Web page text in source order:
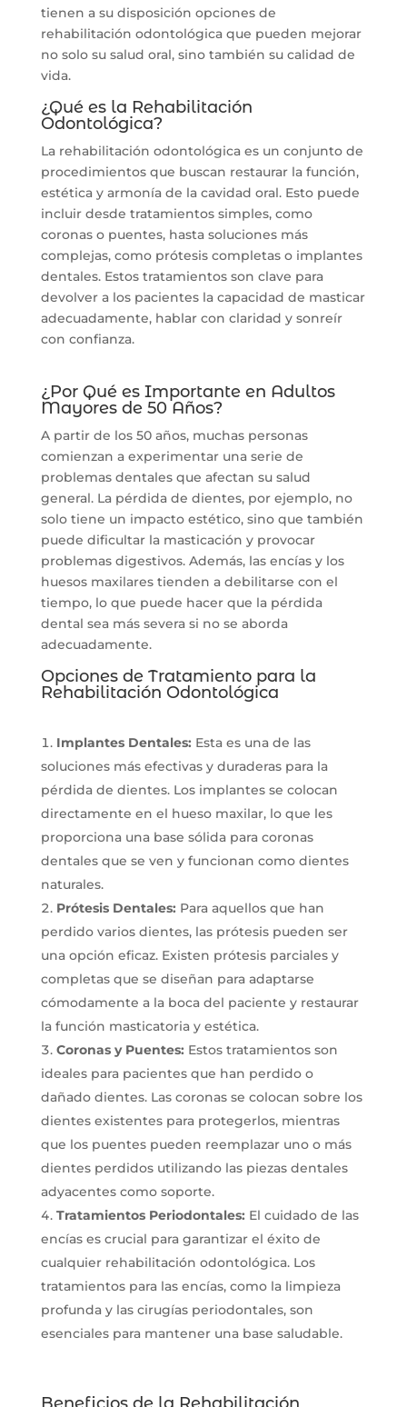
tienen a su disposición opciones de
rehabilitación odontológica que pueden mejorar
no solo su salud oral, sino también su calidad de
vida.
¿Qué es la Rehabilitación
Odontológica?
La rehabilitación odontológica es un conjunto de
procedimientos que buscan restaurar la función,
estética y armonía de la cavidad oral. Esto puede
incluir desde tratamientos simples, como
coronas o puentes, hasta soluciones más
complejas, como prótesis completas o implantes
dentales. Estos tratamientos son clave para
devolver a los pacientes la capacidad de masticar
adecuadamente, hablar con claridad y sonreír
con confianza.
¿Por Qué es Importante en Adultos
Mayores de 50 Años?
A partir de los 50 años, muchas personas
comienzan a experimentar una serie de
problemas dentales que afectan su salud
general. La pérdida de dientes, por ejemplo, no
solo tiene un impacto estético, sino que también
puede dificultar la masticación y provocar
problemas digestivos. Además, las encías y los
huesos maxilares tienden a debilitarse con el
tiempo, lo que puede hacer que la pérdida
dental sea más severa si no se aborda
adecuadamente.
Opciones de Tratamiento para la
Rehabilitación Odontológica
Implantes Dentales: Esta es una de las
soluciones más efectivas y duraderas para la
pérdida de dientes. Los implantes se colocan
directamente en el hueso maxilar, lo que les
proporciona una base sólida para coronas
dentales que se ven y funcionan como dientes
naturales.
Prótesis Dentales: Para aquellos que han
perdido varios dientes, las prótesis pueden ser
una opción eficaz. Existen prótesis parciales y
completas que se diseñan para adaptarse
cómodamente a la boca del paciente y restaurar
la función masticatoria y estética.
Coronas y Puentes: Estos tratamientos son
ideales para pacientes que han perdido o
dañado dientes. Las coronas se colocan sobre los
dientes existentes para protegerlos, mientras
que los puentes pueden reemplazar uno o más
dientes perdidos utilizando las piezas dentales
adyacentes como soporte.
Tratamientos Periodontales: El cuidado de las
encías es crucial para garantizar el éxito de
cualquier rehabilitación odontológica. Los
tratamientos para las encías, como la limpieza
profunda y las cirugías periodontales, son
esenciales para mantener una base saludable.